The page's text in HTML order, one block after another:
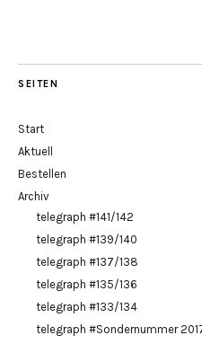
SEITEN
Start
Aktuell
Bestellen
Archiv
telegraph #141/142
telegraph #139/140
telegraph #137/138
telegraph #135/136
telegraph #133/134
telegraph #Sondernummer